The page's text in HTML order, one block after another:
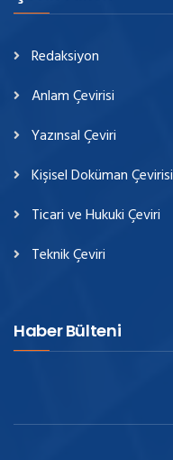
Redaksiyon
Anlam Çevirisi
Yazınsal Çeviri
Kişisel Doküman Çevirisi
Ticari ve Hukuki Çeviri
Teknik Çeviri
Haber Bülteni